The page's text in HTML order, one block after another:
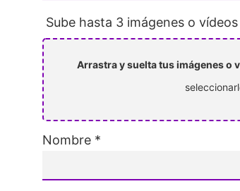
Sube hasta 3 imágenes o vídeos
Arrastra y suelta tus imágenes o
Nombre *